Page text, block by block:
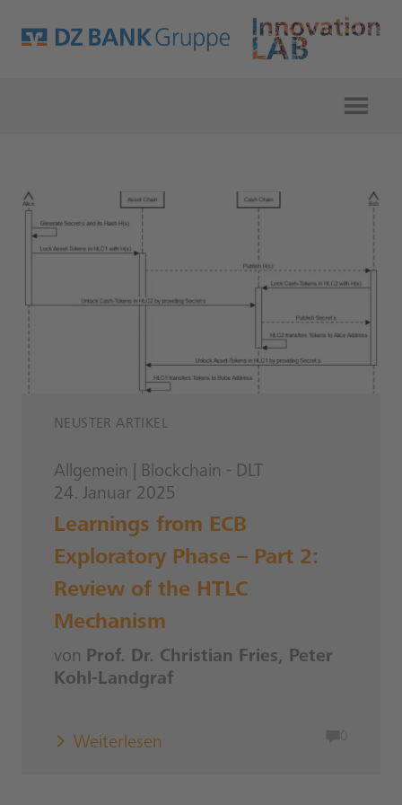
NEUSTER ARTIKEL
Allgemein
Blockchain - DLT
24. Januar 2025
Learnings from ECB
Exploratory Phase – Part 2:
Review of the HTLC
Mechanism
von Prof. Dr. Christian Fries, Peter
Kohl-Landgraf
Weiterlesen